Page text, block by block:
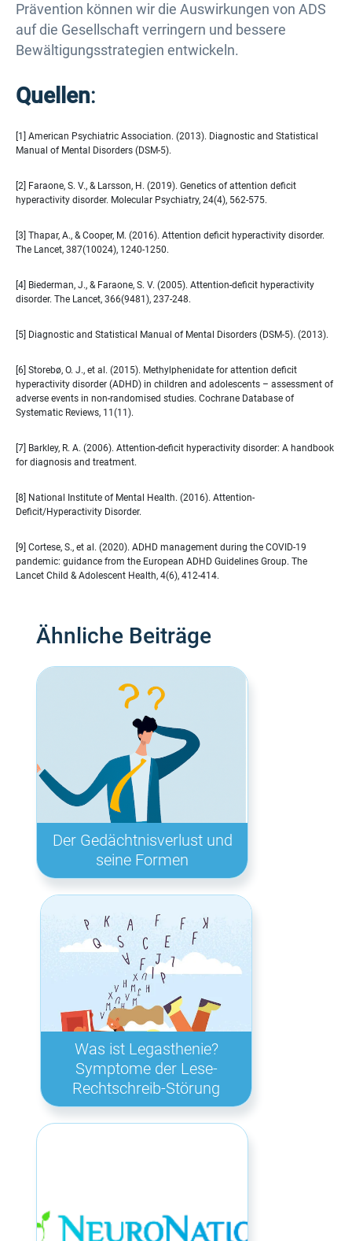
Prävention können wir die Auswirkungen von ADS
auf die Gesellschaft verringern und bessere
Bewältigungsstrategien entwickeln.
Quellen:
[1] American Psychiatric Association. (2013). Diagnostic and Statistical
Manual of Mental Disorders (DSM-5).
[2] Faraone, S. V., & Larsson, H. (2019). Genetics of attention deficit
hyperactivity disorder. Molecular Psychiatry, 24(4), 562-575.
[3] Thapar, A., & Cooper, M. (2016). Attention deficit hyperactivity disorder.
The Lancet, 387(10024), 1240-1250.
[4] Biederman, J., & Faraone, S. V. (2005). Attention-deficit hyperactivity
disorder. The Lancet, 366(9481), 237-248.
[5] Diagnostic and Statistical Manual of Mental Disorders (DSM-5). (2013).
[6] Storebø, O. J., et al. (2015). Methylphenidate for attention deficit
hyperactivity disorder (ADHD) in children and adolescents – assessment of
adverse events in non-randomised studies. Cochrane Database of
Systematic Reviews, 11(11).
[7] Barkley, R. A. (2006). Attention-deficit hyperactivity disorder: A handbook
for diagnosis and treatment.
[8] National Institute of Mental Health. (2016). Attention-
Deficit/Hyperactivity Disorder.
[9] Cortese, S., et al. (2020). ADHD management during the COVID-19
pandemic: guidance from the European ADHD Guidelines Group. The
Lancet Child & Adolescent Health, 4(6), 412-414.
Ähnliche Beiträge
Der Gedächtnisverlust und
seine Formen
Was ist Legasthenie?
Symptome der Lese-
Rechtschreib-Störung